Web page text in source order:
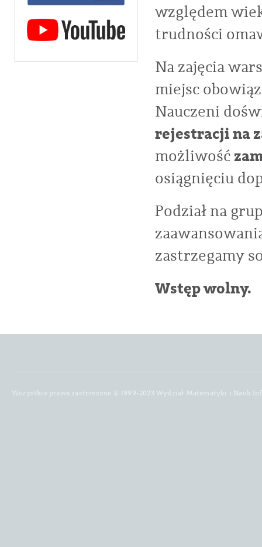
względem
trudności
Na zajęcia
miejsc
Nauczeni
rejestracji na
możliwość
osiągnięciu
Podział na
zastrzegamy
Wstęp wolny.
Wszystkie prawa zastrzeżone © 1999-2023 Wydział Matematyki i Nauk